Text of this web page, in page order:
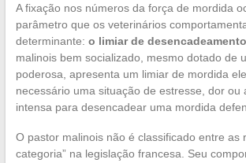
A fixação nos números da força de mordida
parâmetro que os veterinários
determinante: o limiar de
malinois bem socializado, mesmo dotado de
poderosa, apresenta um limiar de mordida
necessário uma situação de estresse, dor ou
intensa para desencadear uma mordida
O pastor malinois não é classificado entre as
categoria” na legislação francesa. Seu